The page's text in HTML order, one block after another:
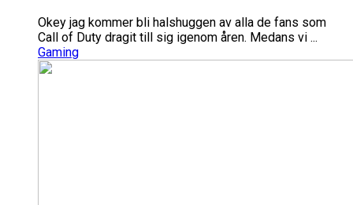
Okey jag kommer bli halshuggen av alla de fans som
Call of Duty dragit till sig igenom åren. Medans vi ...
Gaming